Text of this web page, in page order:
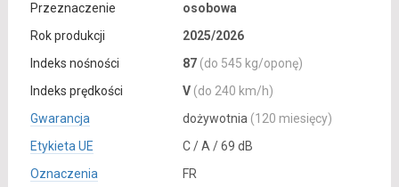
Przeznaczenie
osobowa
Rok produkcji
2025/2026
Indeks nośności
87 (do 545 kg/oponę)
Indeks prędkości
V (do 240 km/h)
Gwarancja
dożywotnia (120 miesięcy)
Etykieta UE
C / A / 69 dB
Oznaczenia
FR